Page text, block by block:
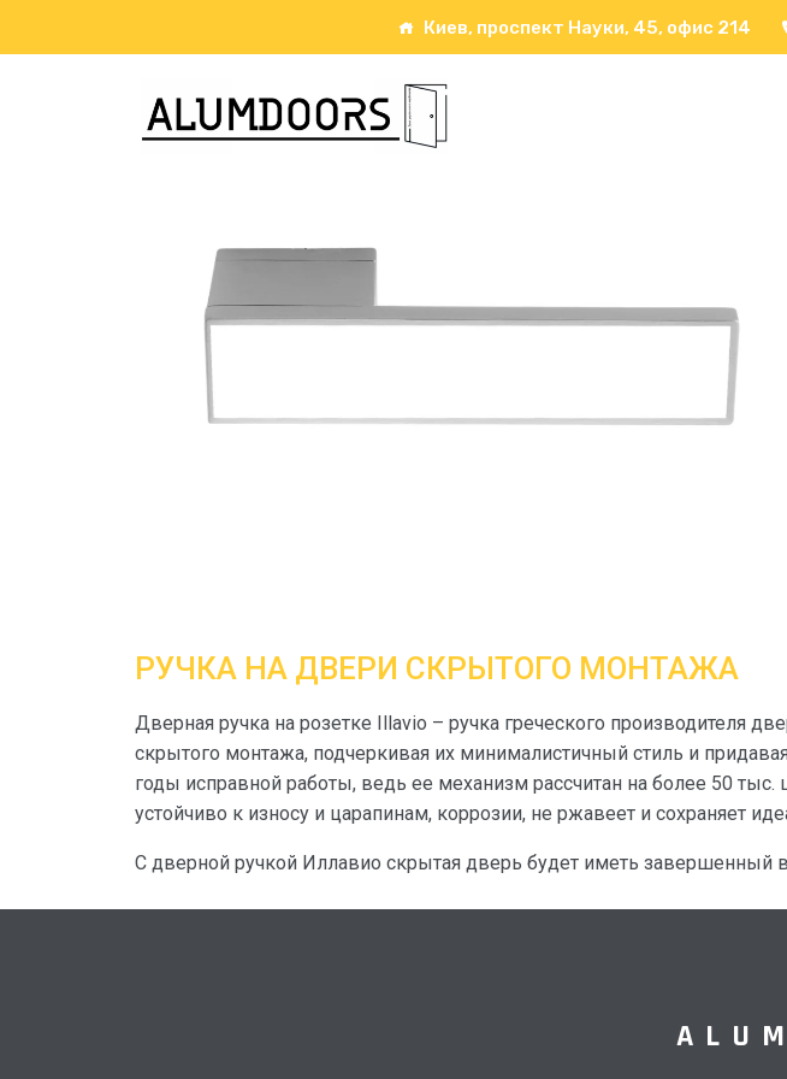
Киев, проспект Науки, 45, офис 214
РУЧКА НА ДВЕРИ СКРЫТОГО МОНТАЖА
Дверная ручка на розетке Illavio – ручка греческого производителя
скрытого монтажа, подчеркивая их минималистичный стиль и
годы исправной работы, ведь ее механизм рассчитан на более 50
устойчиво к износу и царапинам, коррозии, не ржавеет и сохраняет
С дверной ручкой Иллавио скрытая дверь будет иметь завершенный